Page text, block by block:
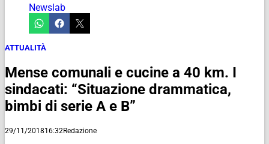
Newslab
ATTUALITÀ
Mense comunali e cucine a 40 km. I
sindacati: “Situazione drammatica,
bimbi di serie A e B”
29/11/201816:32Redazione